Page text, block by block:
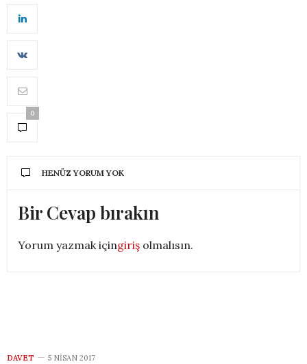
0
HENÜZ YORUM YOK
Bir Cevap bırakın
Yorum yazmak içingiriş olmalısın.
DAVET 5 NISAN 2017